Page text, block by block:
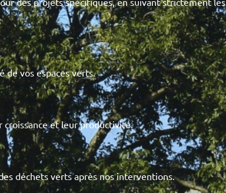
de vos espaces verts.
et leur productivité.
déchets verts après nos interventions.